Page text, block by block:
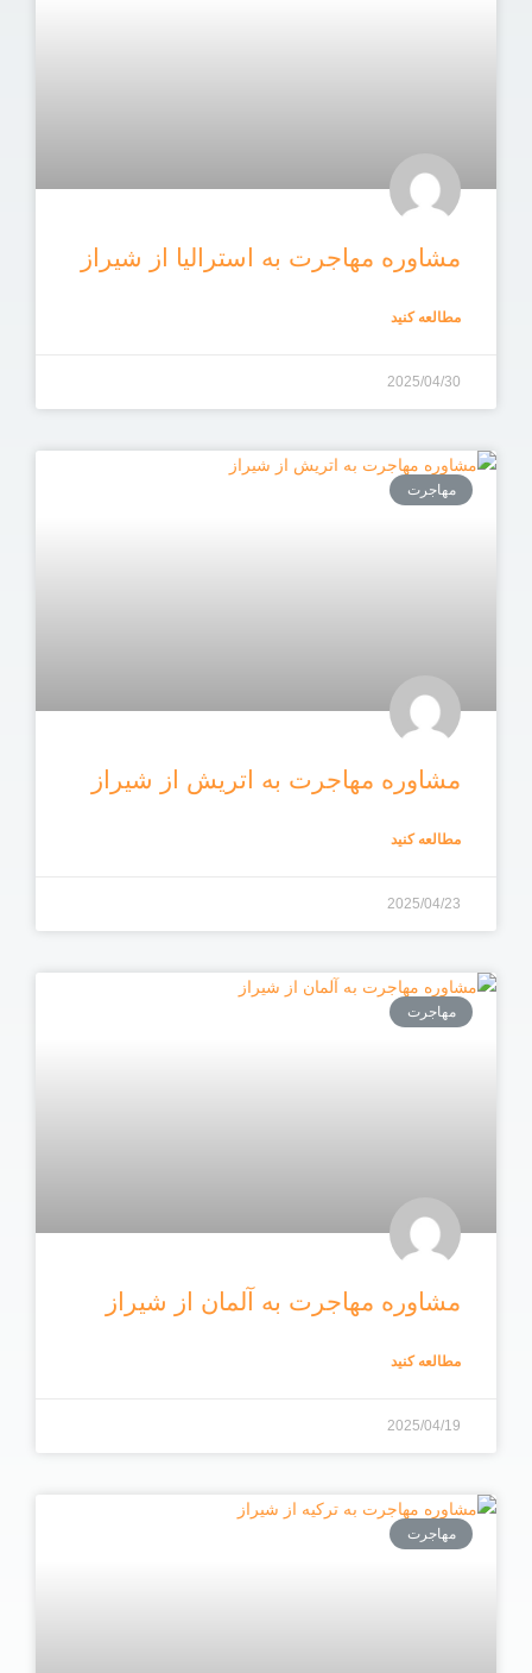
مشاوره مهاجرت به استرالیا از شیراز
مطالعه کنید
2025/04/30
مهاجرت
مشاوره مهاجرت به اتریش از شیراز
مطالعه کنید
2025/04/23
مهاجرت
مشاوره مهاجرت به آلمان از شیراز
مطالعه کنید
2025/04/19
مهاجرت